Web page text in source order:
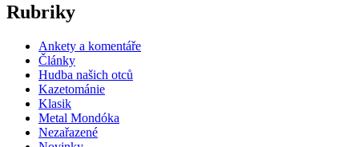
Rubriky
Ankety a komentáře
Články
Hudba našich otců
Kazetománie
Klasik
Metal Mondóka
Nezařazené